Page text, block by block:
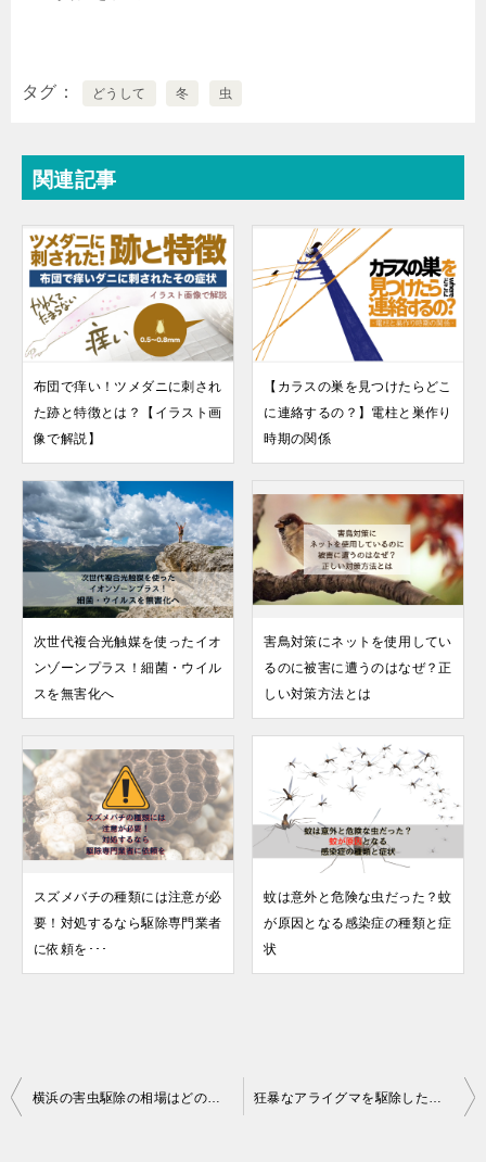
タグ どうして 冬 虫
関連記事
布団で痒い！ツメダニに刺され
た跡と特徴とは？【イラスト画
像で解説】
【カラスの巣を見つけたらどこ
に連絡するの？】電柱と巣作り
時期の関係
次世代複合光触媒を使ったイオ
ンゾーンプラス！細菌・ウイル
スを無害化へ
害鳥対策にネットを使用してい
るのに被害に遭うのはなぜ？正
しい対策方法とは
スズメバチの種類には注意が必
要！対処するなら駆除専門業者
に依頼を･･･
蚊は意外と危険な虫だった？蚊
が原因となる感染症の種類と症
状
投
稿
横浜の害虫駆除の相場はどのくらい？ 狂暴なアライグマを駆除したい…横浜市民の方は業者に依頼を！